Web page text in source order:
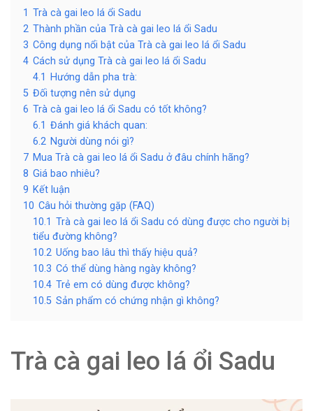
1 Trà cà gai leo lá ổi Sadu
2 Thành phần của Trà cà gai leo lá ổi Sadu
3 Công dụng nổi bật của Trà cà gai leo lá ổi Sadu
4 Cách sử dụng Trà cà gai leo lá ổi Sadu
4.1
Hướng dẫn pha trà:
5 Đối tượng nên sử dụng
6 Trà cà gai leo lá ổi Sadu có tốt không?
6.1 Đánh giá khách quan:
6.2 Người dùng nói gì?
7 Mua Trà cà gai leo lá ổi Sadu ở đâu chính hãng?
8 Giá bao nhiêu?
9 Kết luận
10 Câu hỏi thường gặp (FAQ)
10.1 Trà cà gai leo lá ổi Sadu có dùng được cho người bị
tiểu đường không?
10.2 Uống bao lâu thì thấy hiệu quả?
10.3 Có thể dùng hàng ngày không?
10.4 Trẻ em có dùng được không?
10.5 Sản phẩm có chứng nhận gì không?
Trà cà gai leo lá ổi Sadu